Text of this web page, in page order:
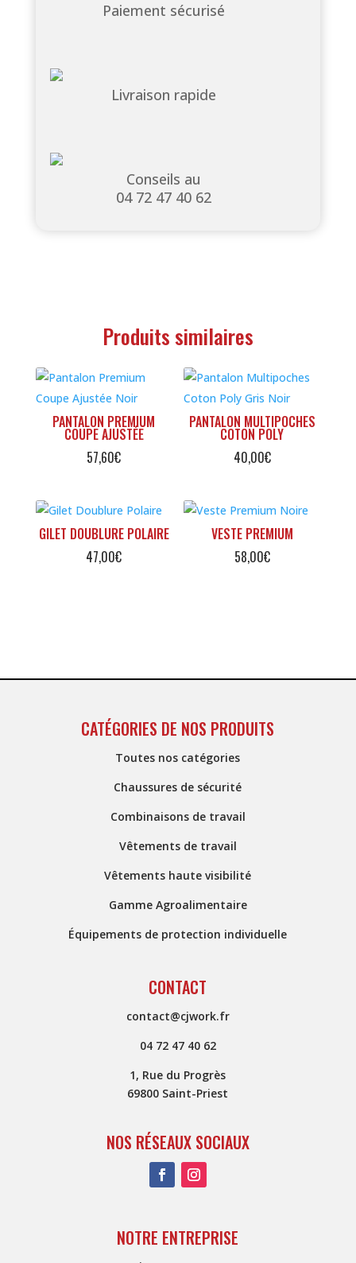
Paiement sécurisé
Livraison rapide
Conseils au
04 72 47 40 62
Produits similaires
PANTALON PREMIUM
COUPE AJUSTÉE
57,60€
PANTALON MULTIPOCHES
COTON POLY
40,00€
GILET DOUBLURE POLAIRE
47,00€
VESTE PREMIUM
58,00€
CATÉGORIES DE NOS PRODUITS
Toutes nos catégories
Chaussures de sécurité
Combinaisons de travail
Vêtements de travail
Vêtements haute visibilité
Gamme Agroalimentaire
Équipements de protection individuelle
CONTACT
contact@cjwork.fr
04 72 47 40 62
1, Rue du Progrès
69800 Saint-Priest
NOS RÉSEAUX SOCIAUX
NOTRE ENTREPRISE